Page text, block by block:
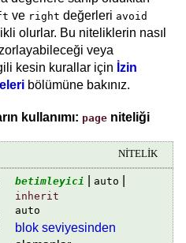
ve right değerleri avoid
olurlar. Bu niteliklerin nasıl
veya
kesin kurallar için İzin
bölümüne bakınız.
kullanımı: page niteliği
NİTELİK
betimleyici auto
inherit
auto
blok seviyesinden